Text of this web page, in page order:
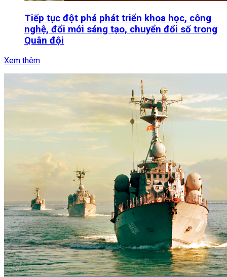
Tiếp tục đột phá phát triển khoa học, công
nghệ, đổi mới sáng tạo, chuyển đổi số trong
Quân đội
Xem thêm